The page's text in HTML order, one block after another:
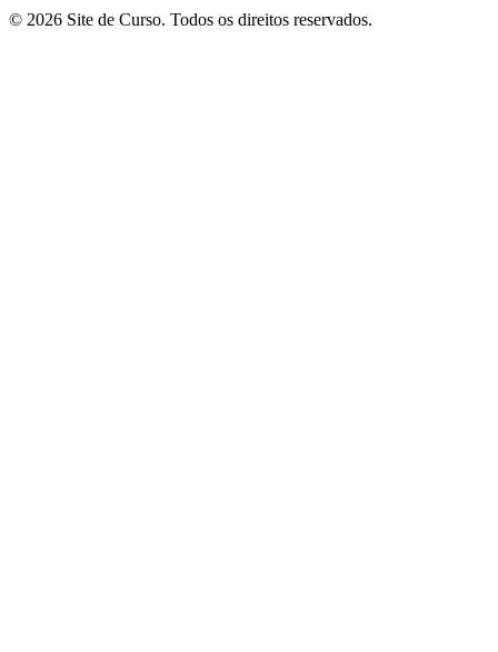
© 2026 Site de Curso. Todos os direitos reservados.